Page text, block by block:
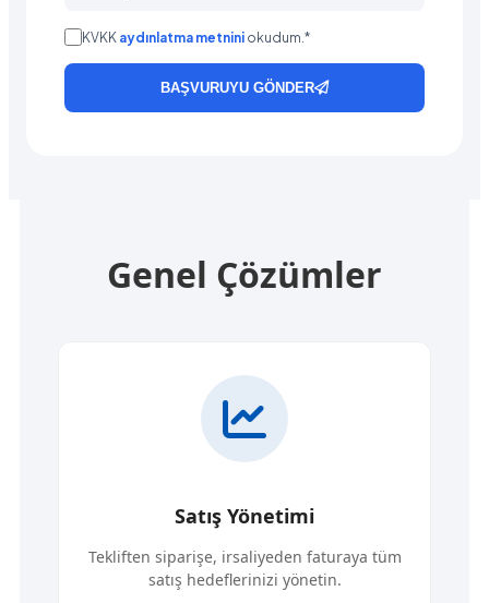
KVKK aydınlatma metnini okudum.*
BAŞVURUYU GÖNDER
Genel Çözümler
Satış Yönetimi
Tekliften siparişe, irsaliyeden faturaya tüm
satış hedeflerinizi yönetin.